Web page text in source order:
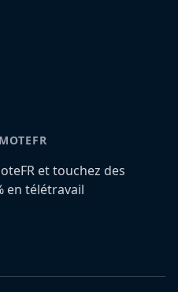
et touchez des
en télétravail